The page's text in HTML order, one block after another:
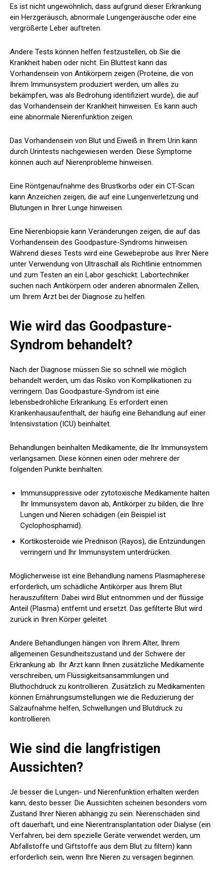
Es ist nicht ungewöhnlich, dass aufgrund dieser Erkrankung
ein Herzgeräusch, abnormale Lungengeräusche oder eine
vergrößerte Leber auftreten.
Andere Tests können helfen festzustellen, ob Sie die
Krankheit haben oder nicht. Ein Bluttest kann das
Vorhandensein von Antikörpern zeigen (Proteine, die von
Ihrem Immunsystem produziert werden, um alles zu
bekämpfen, was als Bedrohung identifiziert wurde), die auf
das Vorhandensein der Krankheit hinweisen. Es kann auch
eine abnormale Nierenfunktion zeigen.
Das Vorhandensein von Blut und Eiweiß in Ihrem Urin kann
durch Urintests nachgewiesen werden. Diese Symptome
können auch auf Nierenprobleme hinweisen.
Eine Röntgenaufnahme des Brustkorbs oder ein CT-Scan
kann Anzeichen zeigen, die auf eine Lungenverletzung und
Blutungen in Ihrer Lunge hinweisen.
Eine Nierenbiopsie kann Veränderungen zeigen, die auf das
Vorhandensein des Goodpasture-Syndroms hinweisen.
Während dieses Tests wird eine Gewebeprobe aus Ihrer Niere
unter Verwendung von Ultraschall als Richtlinie entnommen
und zum Testen an ein Labor geschickt. Labortechniker
suchen nach Antikörpern oder anderen abnormalen Zellen,
um Ihrem Arzt bei der Diagnose zu helfen.
Wie wird das Goodpasture-
Syndrom behandelt?
Nach der Diagnose müssen Sie so schnell wie möglich
behandelt werden, um das Risiko von Komplikationen zu
verringern. Das Goodpasture-Syndrom ist eine
lebensbedrohliche Erkrankung. Es erfordert einen
Krankenhausaufenthalt, der häufig eine Behandlung auf einer
Intensivstation (ICU) beinhaltet.
Behandlungen beinhalten Medikamente, die Ihr Immunsystem
verlangsamen. Diese können einen oder mehrere der
folgenden Punkte beinhalten:
Immunsuppressive oder zytotoxische Medikamente halten
Ihr Immunsystem davon ab, Antikörper zu bilden, die Ihre
Lungen und Nieren schädigen (ein Beispiel ist
Cyclophosphamid).
Kortikosteroide wie Prednison (Rayos), die Entzündungen
verringern und Ihr Immunsystem unterdrücken.
Möglicherweise ist eine Behandlung namens Plasmapherese
erforderlich, um schädliche Antikörper aus Ihrem Blut
herauszufiltern. Dabei wird Blut entnommen und der flüssige
Anteil (Plasma) entfernt und ersetzt. Das gefilterte Blut wird
zurück in Ihren Körper geleitet.
Andere Behandlungen hängen von Ihrem Alter, Ihrem
allgemeinen Gesundheitszustand und der Schwere der
Erkrankung ab. Ihr Arzt kann Ihnen zusätzliche Medikamente
verschreiben, um Flüssigkeitsansammlungen und
Bluthochdruck zu kontrollieren. Zusätzlich zu Medikamenten
können Ernährungsumstellungen wie die Reduzierung der
Salzaufnahme helfen, Schwellungen und Blutdruck zu
kontrollieren.
Wie sind die langfristigen
Aussichten?
Je besser die Lungen- und Nierenfunktion erhalten werden
kann, desto besser. Die Aussichten scheinen besonders vom
Zustand Ihrer Nieren abhängig zu sein. Nierenschäden sind
oft dauerhaft, und eine Nierentransplantation oder Dialyse (ein
Verfahren, bei dem spezielle Geräte verwendet werden, um
Abfallstoffe und Giftstoffe aus dem Blut zu filtern) kann
erforderlich sein, wenn Ihre Nieren zu versagen beginnen.